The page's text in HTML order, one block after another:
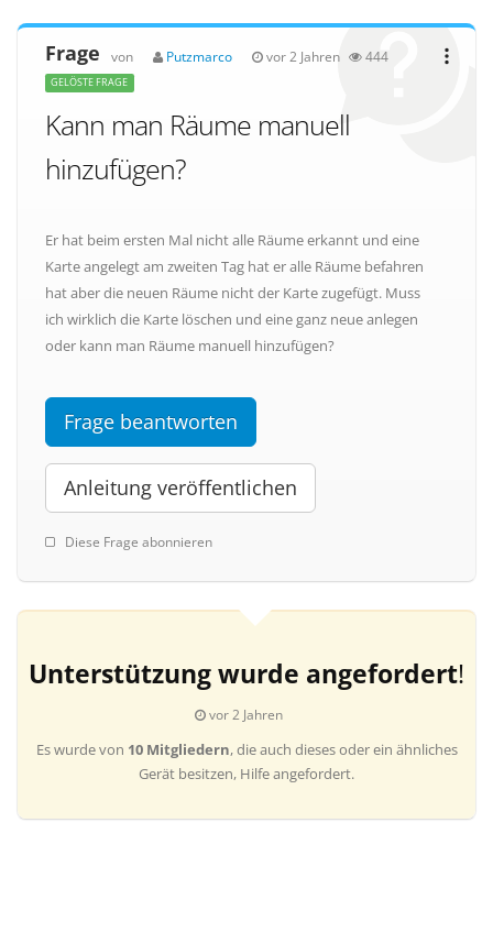
Frage von Putzmarco vor 2 Jahren 444
GELÖSTE FRAGE
Kann man Räume manuell
hinzufügen?
Er hat beim ersten Mal nicht alle Räume erkannt und eine
Karte angelegt am zweiten Tag hat er alle Räume befahren
hat aber die neuen Räume nicht der Karte zugefügt. Muss
ich wirklich die Karte löschen und eine ganz neue anlegen
oder kann man Räume manuell hinzufügen?
Frage beantworten
Anleitung veröffentlichen
Diese Frage abonnieren
Unterstützung wurde angefordert!
vor 2 Jahren
Es wurde von 10 Mitgliedern, die auch dieses oder ein ähnliches
Gerät besitzen, Hilfe angefordert.